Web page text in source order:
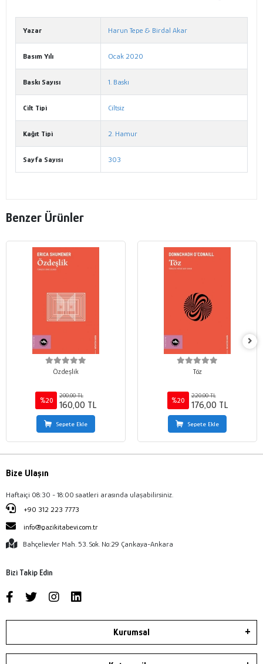
Yazar Harun Tepe & Birdal Akar
Basım Yılı Ocak 2020
Baskı Sayısı 1. Baskı
Cilt Tipi Ciltsiz
Kağıt Tipi 2. Hamur
Sayfa Sayısı 303
Benzer Ürünler
Özdeşlik
%20
200,00 TL
160,00 TL
Sepete Ekle
Töz
%20
220,00 TL
176,00 TL
Sepete Ekle
Bize Ulaşın
Haftaiçi 08:30 - 18:00 saatleri arasında ulaşabilirsiniz.
+90 312 223 7773
info@gazikitabevi.com.tr
Bahçelievler Mah. 53. Sok. No:29 Çankaya-Ankara
Bizi Takip Edin
Kurumsal